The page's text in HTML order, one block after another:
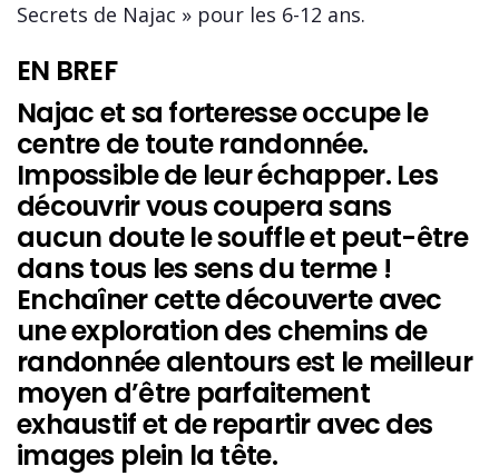
Secrets de Najac » pour les 6-12 ans.
EN BREF
Najac et sa forteresse occupe le
centre de toute randonnée.
Impossible de leur échapper. Les
découvrir vous coupera sans
aucun doute le souffle et peut-être
dans tous les sens du terme !
Enchaîner cette découverte avec
une exploration des chemins de
randonnée alentours est le meilleur
moyen d’être parfaitement
exhaustif et de repartir avec des
images plein la tête.